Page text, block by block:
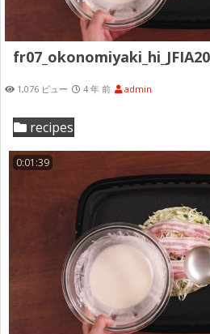
1,076 ビュー 4 年 前 admin
recipes
0:01:39